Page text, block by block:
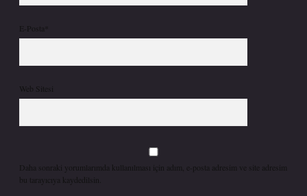
E-Posta*
Web Sitesi
Daha sonraki yorumlarımda kullanılması için adım, e-posta adresim ve site adresim
bu tarayıcıya kaydedilsin.